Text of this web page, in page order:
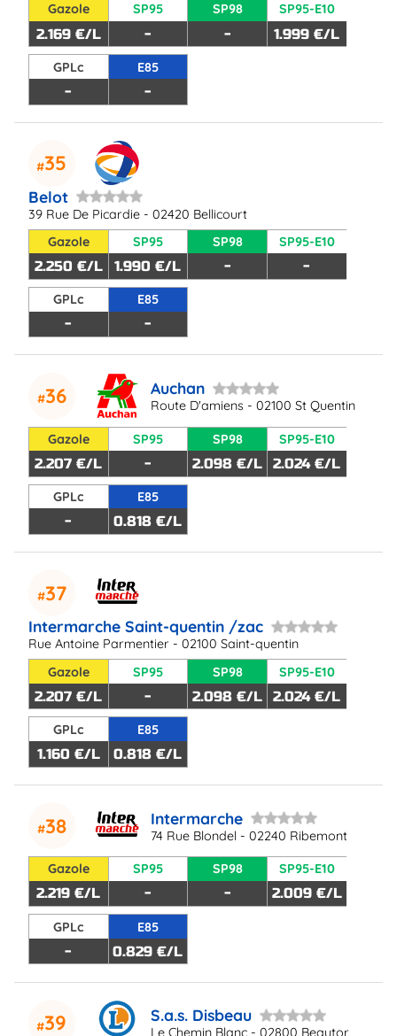
Gazole
2.169 €/L
SP95
-
SP98
-
SP95-E10
1.999 €/L
GPLc
-
E85
-
35
Belot
39 Rue De Picardie - 02420 Bellicourt
Gazole
2.250 €/L
SP95
1.990 €/L
SP98
-
SP95-E10
-
GPLc
-
E85
-
36 Auchan
Route D'amiens - 02100 St Quentin
Gazole
2.207 €/L
SP95
-
SP98
2.098 €/L
SP95-E10
2.024 €/L
GPLc
-
E85
0.818 €/L
37
Intermarche Saint-quentin /zac
Rue Antoine Parmentier - 02100 Saint-quentin
Gazole
2.207 €/L
SP95
-
SP98
2.098 €/L
SP95-E10
2.024 €/L
GPLc
1.160 €/L
E85
0.818 €/L
38 Intermarche
74 Rue Blondel - 02240 Ribemont
Gazole
2.219 €/L
SP95
-
SP98
-
SP95-E10
2.009 €/L
GPLc
-
E85
0.829 €/L
39 S.a.s. Disbeau
Le Chemin Blanc - 02800 Beautor